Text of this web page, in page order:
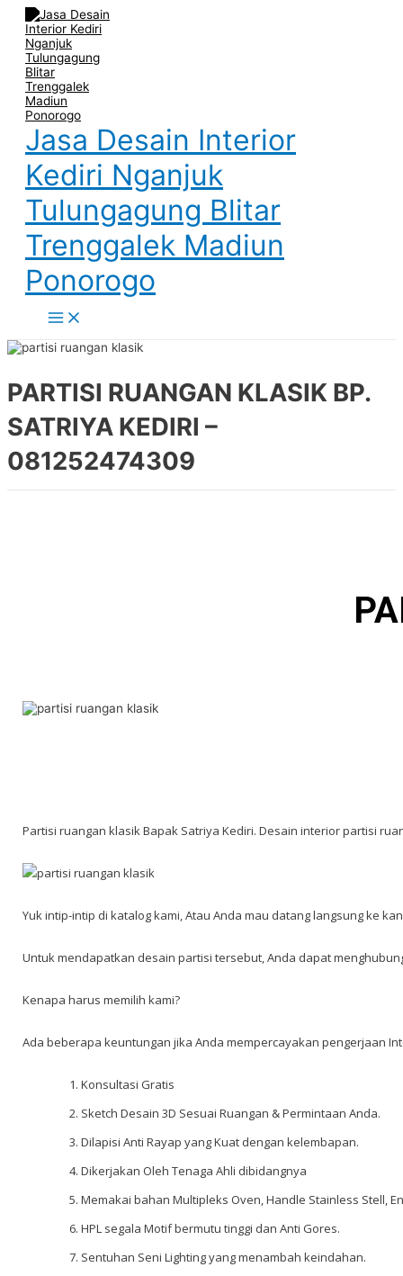
Skip
content
Jasa Desain Interior
Kediri Nganjuk
Tulungagung Blitar
Trenggalek Madiun
Ponorogo
Menu
PARTISI RUANGAN KLASIK BP.
SATRIYA KEDIRI –
081252474309
Partisi ruangan klasik Bapak Satriya Kediri. Desain interior partisi
Yuk intip-intip di katalog kami, Atau Anda mau datang langsung ke
Untuk mendapatkan desain partisi tersebut, Anda dapat
Kenapa harus memilih kami?
Ada beberapa keuntungan jika Anda mempercayakan pengerjaan
Konsultasi Gratis
Sketch Desain 3D Sesuai Ruangan & Permintaan Anda.
Dilapisi Anti Rayap yang Kuat dengan kelembapan.
Dikerjakan Oleh Tenaga Ahli dibidangnya
Memakai bahan Multipleks Oven, Handle Stainless Stell,
HPL segala Motif bermutu tinggi dan Anti Gores.
Sentuhan Seni Lighting yang menambah keindahan.
Post
navigation
Name
Email
Website